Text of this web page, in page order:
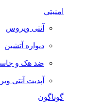
آنتی ویروس
دیواره آتشین
ضد هک و جاسوسی
آپدیت آنتی ویروس
گوناگون